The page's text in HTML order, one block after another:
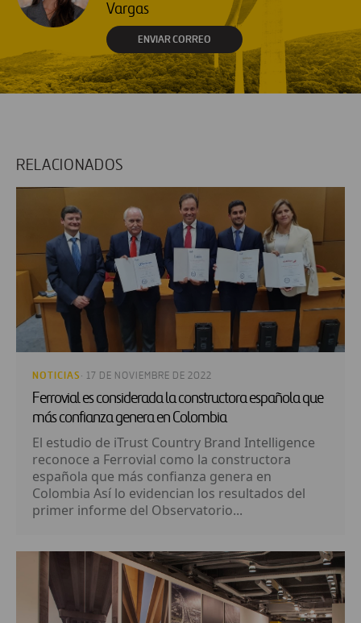
Vargas
ENVIAR CORREO
RELACIONADOS
NOTICIAS · 17 DE NOVIEMBRE DE 2022
Ferrovial es considerada la constructora española que
más confianza genera en Colombia
El estudio de iTrust Country Brand Intelligence
reconoce a Ferrovial como la constructora
española que más confianza genera en
Colombia Así lo evidencian los resultados del
primer informe del Observatorio...